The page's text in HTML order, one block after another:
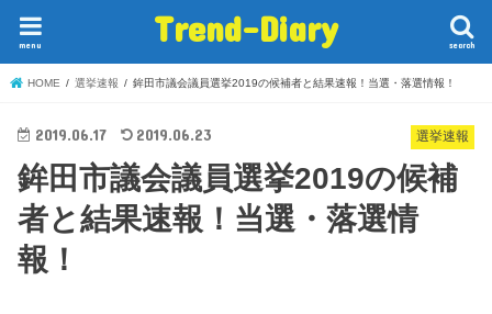
Trend-Diary search
menu
HOME 選挙速報 鉾田市議会議員選挙2019の候補者と結果速報！当選・落選情報！
選挙速報
2019.06.17 2019.06.23
鉾田市議会議員選挙2019の候補
者と結果速報！当選・落選情
報！